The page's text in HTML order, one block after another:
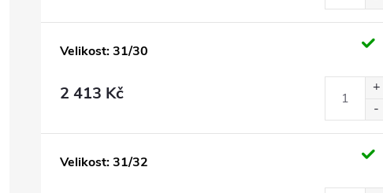
Velikost: 31/30
2 413 Kč
Velikost: 31/32